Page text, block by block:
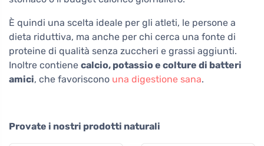
È quindi una scelta ideale per gli atleti, le persone a
dieta riduttiva, ma anche per chi cerca una fonte di
proteine di qualità senza zuccheri e grassi aggiunti.
Inoltre contiene calcio, potassio e colture di batteri
amici, che favoriscono una digestione sana.
Provate i nostri prodotti naturali